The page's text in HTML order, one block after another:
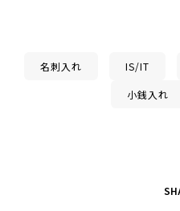
名刺入れ IS/IT
小銭入れ